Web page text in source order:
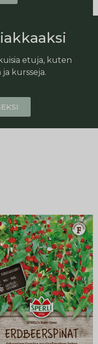
etuja, kuten
kursseja.